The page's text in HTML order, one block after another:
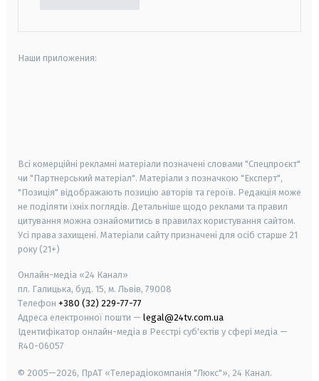
Наши приложения:
Всі комерційні рекламні матеріали позначені словами "Спецпроєкт"
чи "Партнерський матеріал". Матеріали з позначкою "Експерт",
"Позиція" відображають позицію авторів та героїв. Редакція може
не поділяти їхніх поглядів. Детальніше щодо реклами та правил
цитування можна ознайомитись в правилах користування сайтом.
Усі права захищені. Матеріали сайту призначені для осіб старше 21
року (21+)
Онлайн-медіа «24 Канал»
пл. Галицька, буд. 15, м. Львів, 79008
Телефон +380 (32) 229-77-77
Адреса електронної пошти — legal@24tv.com.ua
Ідентифікатор онлайн-медіа в Реєстрі суб'єктів у сфері медіа —
R40-06057
© 2005—2026, ПрАТ «Телерадіокомпанія "Люкс"», 24 Канал.